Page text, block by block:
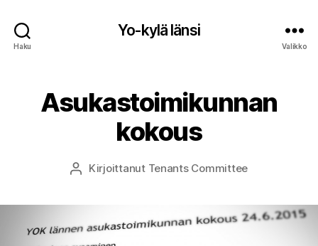
Haku
Yo-kylä länsi
Valikko
Asukastoimikunnan
kokous
Kirjoittaja
Kirjoittanut Tenants Committee